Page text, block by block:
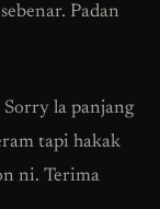
Padan
la panjang
tapi hakak
ni. Terima